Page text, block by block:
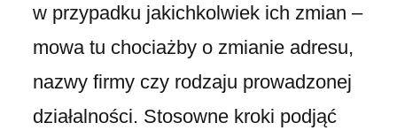
w przypadku jakichkolwiek ich zmian –
mowa tu chociażby o zmianie adresu,
nazwy firmy czy rodzaju prowadzonej
działalności. Stosowne kroki podjąć